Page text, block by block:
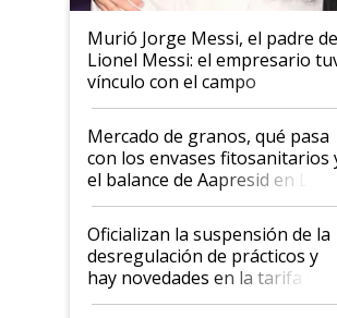
Murió Jorge Messi, el padre de
Lionel Messi: el empresario
vínculo con el campo
Mercado de granos, qué pasa
con los envases fitosanitarios
el balance de Aapresid en La
Posta
Oficializan la suspensión de la
desregulación de prácticos y
hay novedades en la tarifa de
la hidrovía